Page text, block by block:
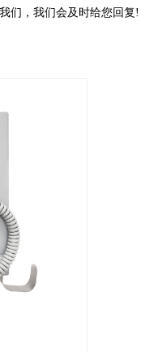
们，我们会及时给您回复!